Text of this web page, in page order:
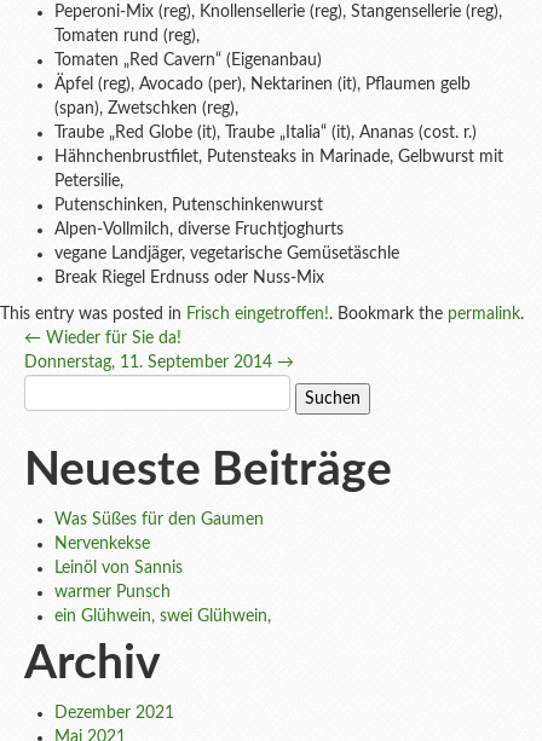
Über uns
Kontakt
Datenschutz und Impressum
Bilder
Peperoni-Mix (reg), Knollensellerie (reg), Stangensellerie (reg),
Tomaten rund (reg),
Tomaten „Red Cavern“ (Eigenanbau)
Äpfel (reg), Avocado (per), Nektarinen (it), Pflaumen gelb
(span), Zwetschken (reg),
Traube „Red Globe (it), Traube „Italia“ (it), Ananas (cost. r.)
Hähnchenbrustfilet, Putensteaks in Marinade, Gelbwurst mit
Petersilie,
Putenschinken, Putenschinkenwurst
Alpen-Vollmilch, diverse Fruchtjoghurts
vegane Landjäger, vegetarische Gemüsetäschle
Break Riegel Erdnuss oder Nuss-Mix
This entry was posted in Frisch eingetroffen!. Bookmark the permalink.
Post
navigation
← Wieder für Sie da!
Donnerstag, 11. September 2014 →
nach:
Neueste Beiträge
Was Süßes für den Gaumen
Nervenkekse
Leinöl von Sannis
warmer Punsch
ein Glühwein, swei Glühwein,
Archiv
Dezember 2021
Mai 2021